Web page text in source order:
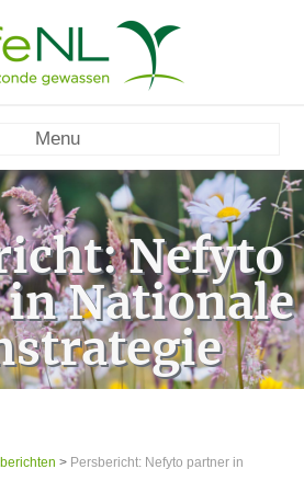
Menu
Nefyto
Nationale
> Persbericht: Nefyto partner in